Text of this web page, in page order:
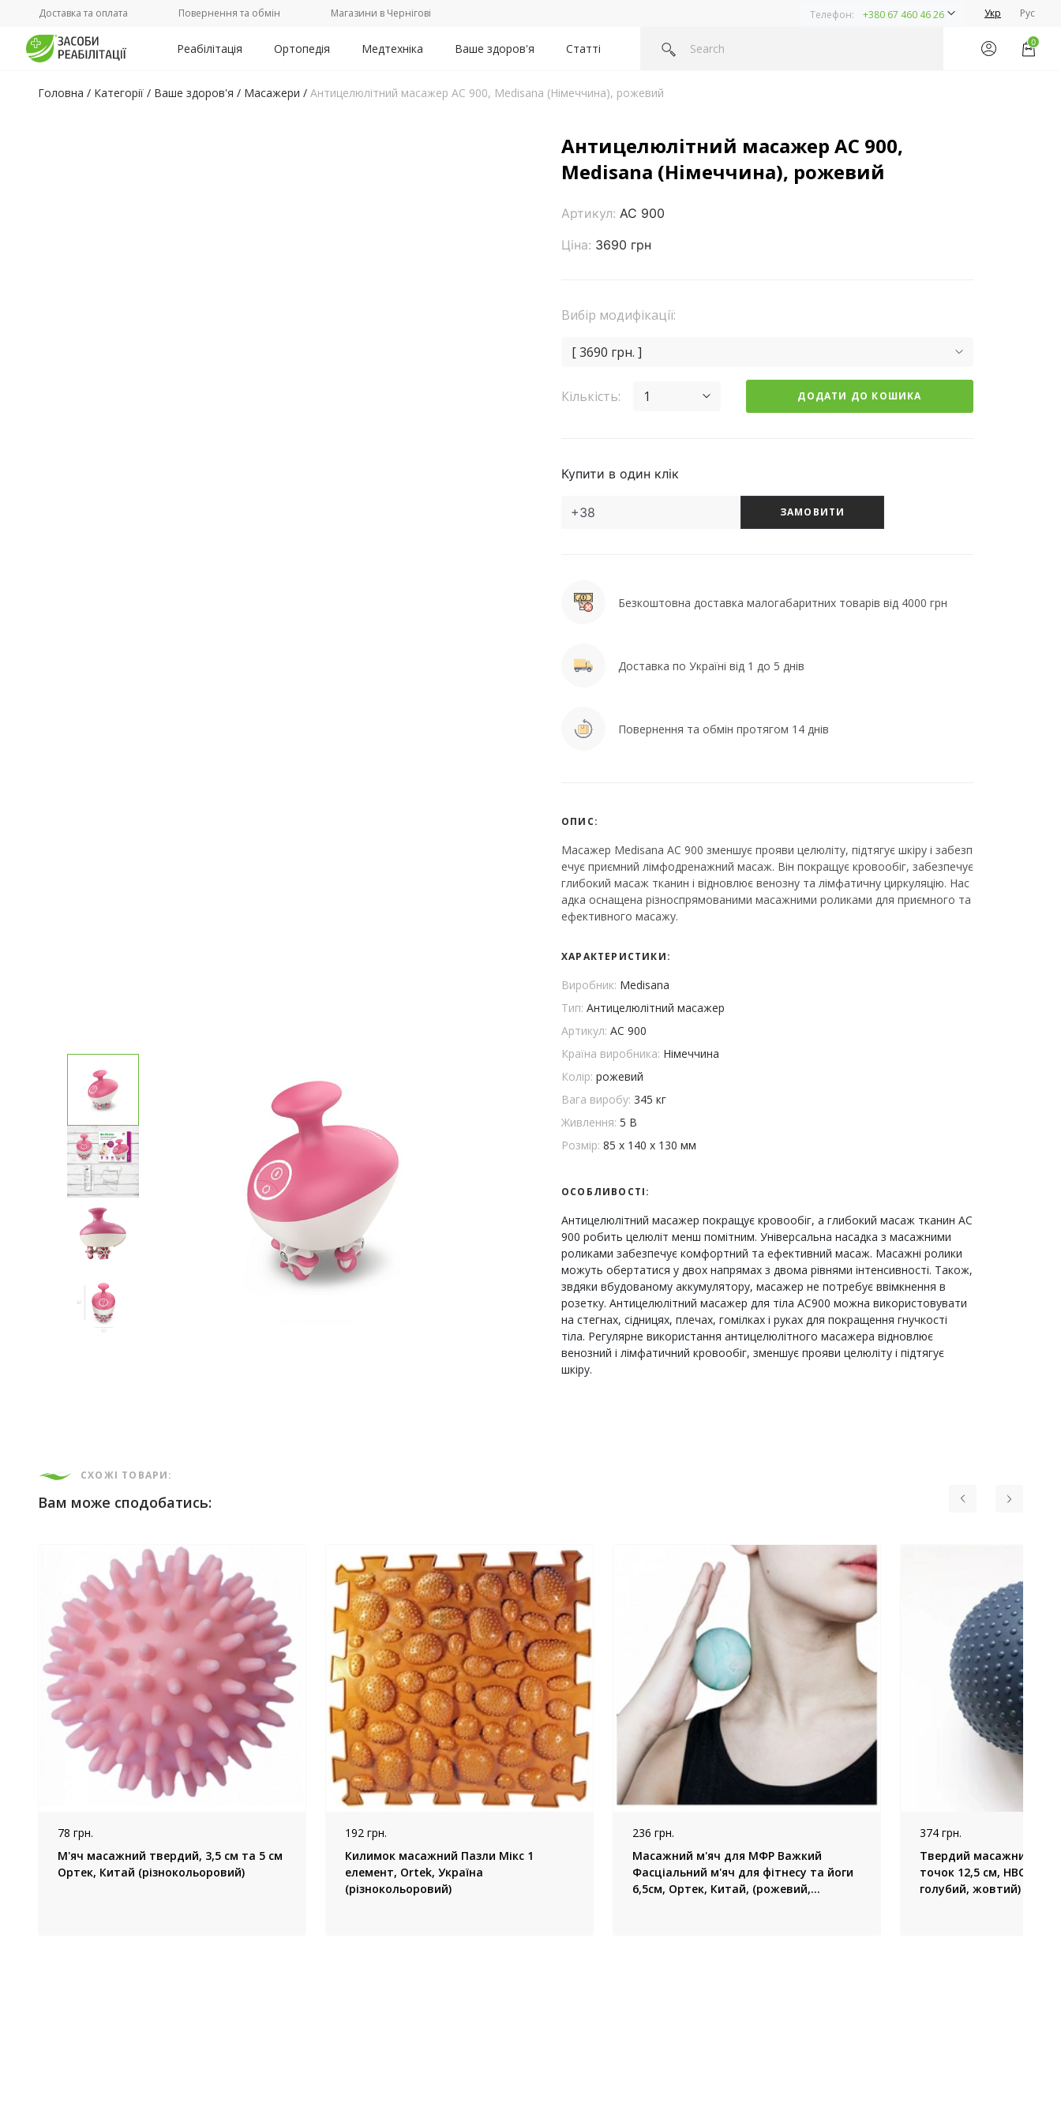
Доставка та оплата Повернення та обмін Магазини в Чернігові Телефон: +380 67 460 46 26 Укр Рус
Реабілітація Ортопедія Медтехніка Ваше здоров'я Статті 0
Головна / Категорії / Ваше здоров'я / Масажери / Антицелюлітний масажер AC 900, Medisana (Німеччина), рожевий
Антицелюлітний масажер AC 900,
Medisana (Німеччина), рожевий
Артикул: AC 900
Ціна: 3690 грн
Вибір модифікації:
[ 3690 грн. ]
Кількість: 1 ДОДАТИ ДО КОШИКА
Купити в один клік
ЗАМОВИТИ
Безкоштовна доставка малогабаритних товарів від 4000 грн
Доставка по Україні від 1 до 5 днів
Повернення та обмін протягом 14 днів
ОПИС:
Масажер Medisana AC 900 зменшує прояви целюліту, підтягує шкіру і забезп
ечує приємний лімфодренажний масаж. Він покращує кровообіг, забезпечує
глибокий масаж тканин і відновлює венозну та лімфатичну циркуляцію. Нас
адка оснащена різноспрямованими масажними роликами для приємного та
ефективного масажу.
ХАРАКТЕРИСТИКИ:
Виробник: Medisana
Тип: Антицелюлітний масажер
Артикул: AC 900
Країна виробника: Німеччина
Колір: рожевий
Вага виробу: 345 кг
Живлення: 5 В
Розмір: 85 x 140 x 130 мм
ОСОБЛИВОСТІ:
Антицелюлітний масажер покращує кровообіг, а глибокий масаж тканин AC
900 робить целюліт менш помітним. Універсальна насадка з масажними
роликами забезпечує комфортний та ефективний масаж. Масажні ролики
можуть обертатися у двох напрямах з двома рівнями інтенсивності. Також,
звдяки вбудованому аккумулятору, масажер не потребує ввімкнення в
розетку. Антицелюлітний масажер для тіла AC900 можна використовувати
на стегнах, сідницях, плечах, гомілках і руках для покращення гнучкості
тіла. Регулярне використання антицелюлітного масажера відновлює
венозний і лімфатичний кровообіг, зменшує прояви целюліту і підтягує
шкіру.
СХОЖІ ТОВАРИ:
Вам може сподобатись:
78 грн.
М'яч масажний твердий, 3,5 см та 5 см
Ортек, Китай (різнокольоровий)
192 грн.
Килимок масажний Пазли Мікс 1
елемент, Ortek, Україна
(різнокольоровий)
236 грн.
Масажний м'яч для МФР Важкий
Фасціальний м'яч для фітнесу та йоги
6,5см, Ортек, Китай, (рожевий,
374 грн.
Твердий масажний
точок 12,5 см, HBC,
голубий, жовтий)